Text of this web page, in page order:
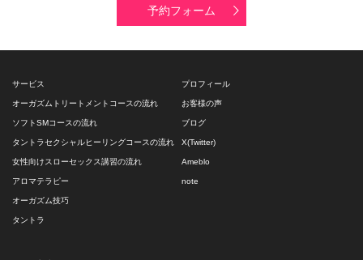
予約フォーム
サービス
オーガズムトリートメントコースの流れ
ソフトSMコースの流れ
タントラセクシャルヒーリングコースの流れ
女性向けスローセックス講習の流れ
アロマテラピー
オーガズム技巧
タントラ
プロフィール
お客様の声
ブログ
X(Twitter)
Ameblo
note